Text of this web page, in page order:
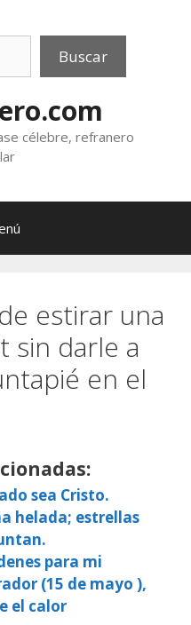
Buscar
célebre, refranero
estirar una
sin darle a
en el
sea Cristo.
helada; estrellas
para mi
(15 de mayo ),
el calor